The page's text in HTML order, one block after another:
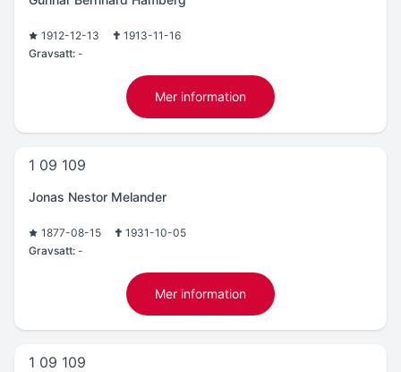
1912-12-13
1913-11-16
Gravsatt: -
Mer information
1 09 109
Jonas Nestor Melander
1877-08-15
1931-10-05
Gravsatt: -
Mer information
1 09 109